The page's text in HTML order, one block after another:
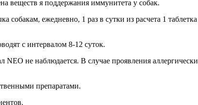
веществ я поддержания иммунитета у собак.
ежедневно, 1 раз в сутки из расчета 1
с интервалом 8-12 суток.
не наблюдается. В случае проявления
препаратами.